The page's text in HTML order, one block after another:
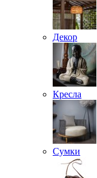
Декор
Кресла
Сумки